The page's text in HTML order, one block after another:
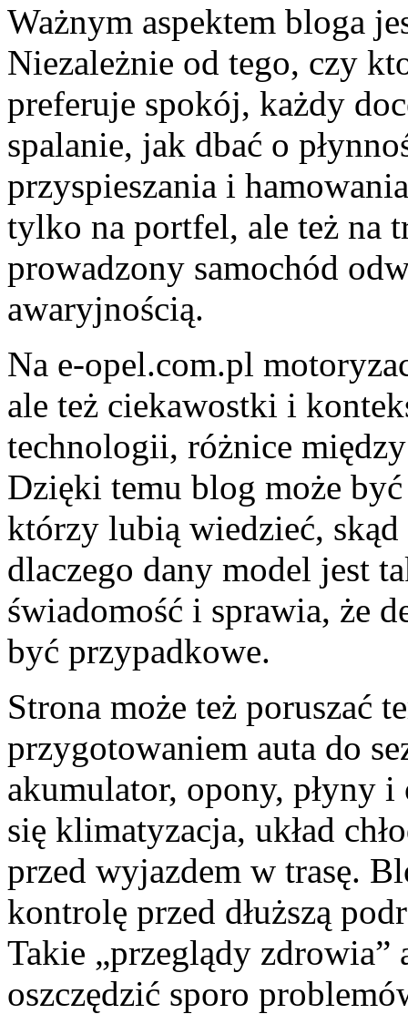
Ważnym aspektem bloga
Niezależnie od tego, czy
preferuje spokój, każdy
spalanie, jak dbać o
przyspieszania i
tylko na portfel, ale też na
prowadzony samochód
awaryjnością.
Na e-opel.com.pl
ale też ciekawostki i
technologii, różnice
Dzięki temu blog może
którzy lubią wiedzieć,
dlaczego dany model jest
świadomość i sprawia, że
być przypadkowe.
Strona może też poruszać
przygotowaniem auta do
akumulator, opony, płyny i
się klimatyzacja, układ
przed wyjazdem w trasę.
kontrolę przed dłuższą
Takie „przeglądy zdrowia”
oszczędzić sporo